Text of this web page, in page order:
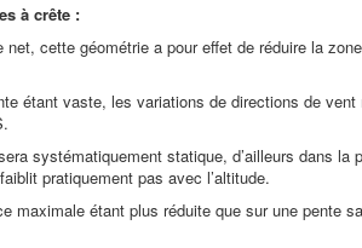
à crête :
net, cette géométrie a pour effet de réduire la
étant vaste, les variations de directions de
systématiquement statique, d’ailleurs dans
pratiquement pas avec l’altitude.
maximale étant plus réduite que sur une pente